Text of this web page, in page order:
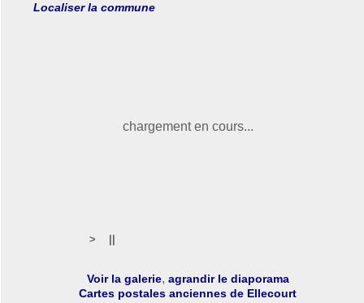
Localiser la commune
chargement en cours...
>
Voir la galerie, agrandir le diaporama
Cartes postales anciennes de Ellecourt